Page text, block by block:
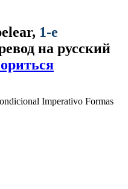
, 1-е
Imperativo Formas